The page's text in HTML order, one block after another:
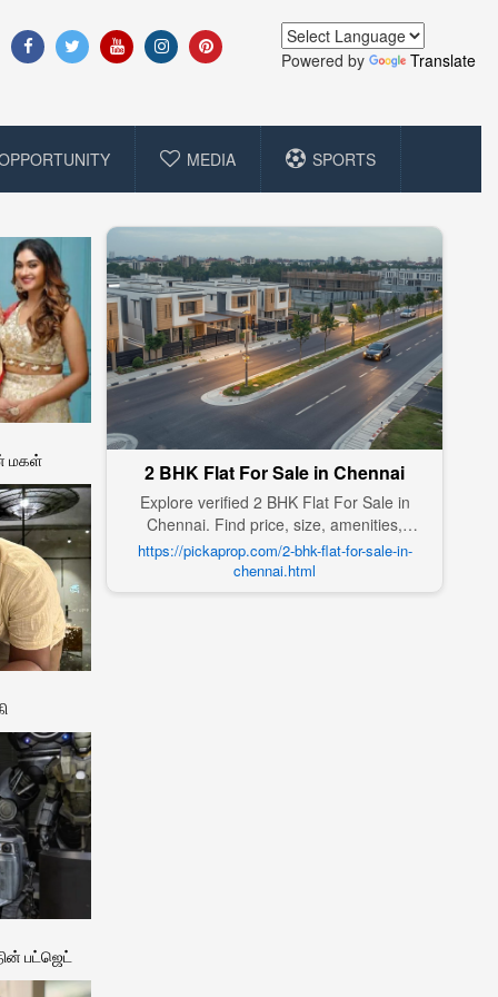
Powered by Translate
MEDIA SPORTS
மகள்
பட்ஜெட்
2 BHK Flat For Sale in Chennai
Explore verified 2 BHK Flat For Sale in
Chennai. Find price, size, amenities,
photos, nearby landmarks, and details
from trusted builders, agents, and owners
on Pick A Prop;
https://pickaprop.com/2-bhk-flat-for-sale-in-
chennai.html